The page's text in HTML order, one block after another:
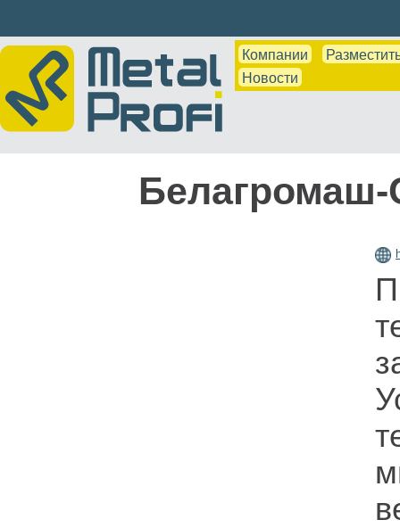
Компании
Новости